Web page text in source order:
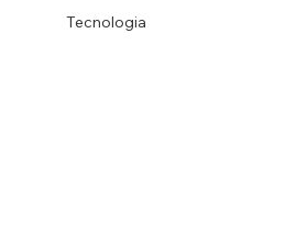
Tecnologia